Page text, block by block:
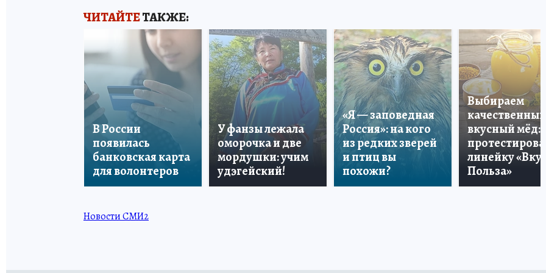
ЧИТАЙТЕТАКЖЕ:
В России
появилась
банковская карта
для волонтеров
У фанзы лежала
оморочка и две
мордушки: учим
удэгейский!
«Я — заповедная
Россия»: на кого
из редких зверей
и птиц вы
похожи?
Выбираем
качественный
вкусный мёд:
линейку «Вкус
Польза»
Новости СМИ2